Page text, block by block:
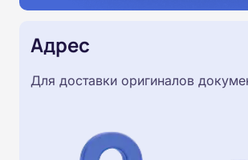
Адрес
Для доставки оригиналов